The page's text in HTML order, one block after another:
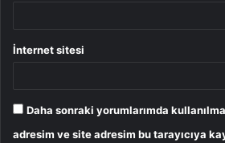
İnternet sitesi
Daha sonraki yorumlarımda
adresim ve site adresim bu tarayıcıya